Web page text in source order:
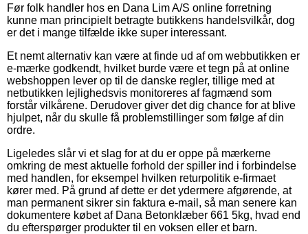
Før folk handler hos en Dana Lim A/S online forretning
kunne man principielt betragte butikkens handelsvilkår, dog
er det i mange tilfælde ikke super interessant.
Et nemt alternativ kan være at finde ud af om webbutikken er
e-mærke godkendt, hvilket burde være et tegn på at online
webshoppen lever op til de danske regler, tillige med at
netbutikken lejlighedsvis monitoreres af fagmænd som
forstår vilkårene. Derudover giver det dig chance for at blive
hjulpet, når du skulle få problemstillinger som følge af din
ordre.
Ligeledes slår vi et slag for at du er oppe på mærkerne
omkring de mest aktuelle forhold der spiller ind i forbindelse
med handlen, for eksempel hvilken returpolitik e-firmaet
kører med. På grund af dette er det ydermere afgørende, at
man permanent sikrer sin faktura e-mail, så man senere kan
dokumentere købet af Dana Betonklæber 661 5kg, hvad end
du efterspørger produkter til en voksen eller et barn.